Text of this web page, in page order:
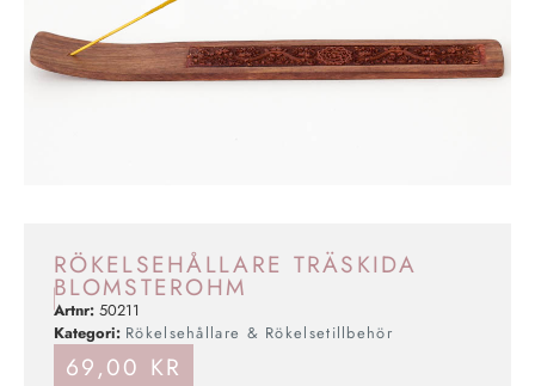
RÖKELSEHÅLLARE TRÄSKIDA
BLOMSTEROHM
Artnr: 50211
Kategori: Rökelsehållare & Rökelsetillbehör
69,00 KR